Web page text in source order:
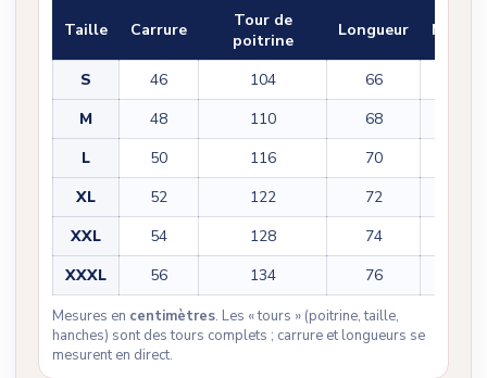
Taille Carrure
Tour de
poitrine
Longueur
S 46 104 66
M
48 110 68
L
50 116 70
XL
52 122 72
XXL
54 128 74
XXXL
56 134 76
Mesures en centimètres. Les « tours » (poitrine, taille,
hanches) sont des tours complets ; carrure et longueurs se
mesurent en direct.